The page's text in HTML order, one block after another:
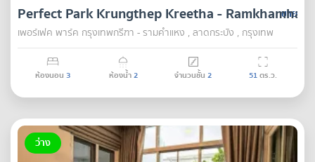
ขาย
Perfect Park Krungthep Kreetha -
เพอร์เฟค พาร์ค กรุงเทพกรีฑา - รามคำแหง , ลาดกระบัง , กรุงเทพ
ห้องนอน 3 ห้องน้ำ2 จำนวนชั้น 2 51ตร.ว.
ว่าง